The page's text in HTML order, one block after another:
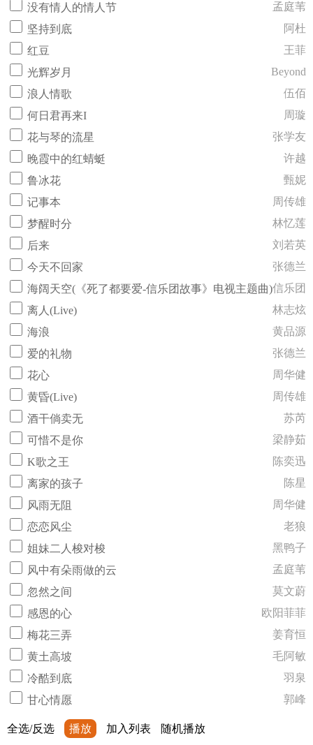
没有情人的情人节
孟庭苇
坚持到底
阿杜
红豆
王菲
光辉岁月
Beyond
浪人情歌
伍佰
何日君再来I
周璇
花与琴的流星
张学友
晚霞中的红蜻蜓
许越
鲁冰花
甄妮
记事本
周传雄
梦醒时分
林忆莲
后来
刘若英
今天不回家
张德兰
海阔天空(《死了都要爱-信乐团故事》电视主题曲)信乐团
离人(Live)
林志炫
海浪
黄品源
爱的礼物
张德兰
花心
周华健
黄昏(Live)
周传雄
酒干倘卖无
苏芮
可惜不是你
梁静茹
K歌之王
陈奕迅
离家的孩子
陈星
风雨无阻
周华健
恋恋风尘
老狼
姐妹二人梭对梭
黑鸭子
风中有朵雨做的云
孟庭苇
忽然之间
莫文蔚
感恩的心
欧阳菲菲
梅花三弄
姜育恒
黄土高坡
毛阿敏
冷酷到底
羽泉
甘心情愿
郭峰
全选/反选 播放 加入列表 随机播放